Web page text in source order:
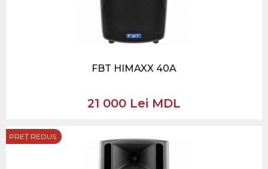
FBT HIMAXX 40A
21 000 Lei MDL
PREȚ REDUS